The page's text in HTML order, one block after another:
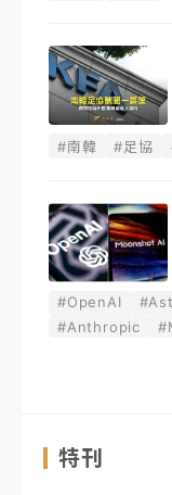
#南韓 #足協
#OpenAI
#Anthropic
特刊